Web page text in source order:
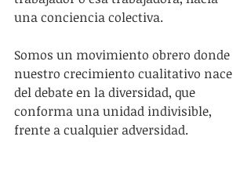
una conciencia colectiva.
Somos un movimiento obrero donde
nuestro crecimiento cualitativo nace
del debate en la diversidad, que
conforma una unidad indivisible,
frente a cualquier adversidad.